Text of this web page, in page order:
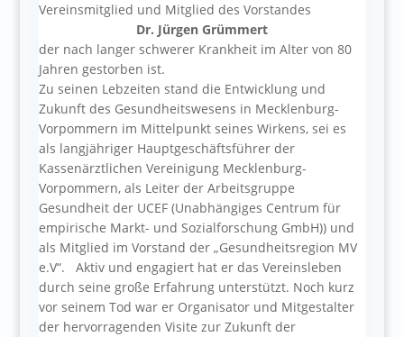
Vereinsmitglied und Mitglied des Vorstandes
Dr. Jürgen Grümmert
der nach langer schwerer Krankheit im Alter von 80
Jahren gestorben ist.
Zu seinen Lebzeiten stand die Entwicklung und
Zukunft des Gesundheitswesens in Mecklenburg-
Vorpommern im Mittelpunkt seines Wirkens, sei es
als langjähriger Hauptgeschäftsführer der
Kassenärztlichen Vereinigung Mecklenburg-
Vorpommern, als Leiter der Arbeitsgruppe
Gesundheit der UCEF (Unabhängiges Centrum für
empirische Markt- und Sozialforschung GmbH)) und
als Mitglied im Vorstand der „Gesundheitsregion MV
e.V“. Aktiv und engagiert hat er das Vereinsleben
durch seine große Erfahrung unterstützt. Noch kurz
vor seinem Tod war er Organisator und Mitgestalter
der hervorragenden Visite zur Zukunft der